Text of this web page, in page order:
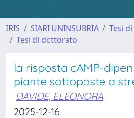
IRIS SIARI UNINSUBRIA
Tesi
Tesi di dottorato
la risposta cAMP-
piante sottoposte a
DAVIDE, ELEONORA
2025-12-16